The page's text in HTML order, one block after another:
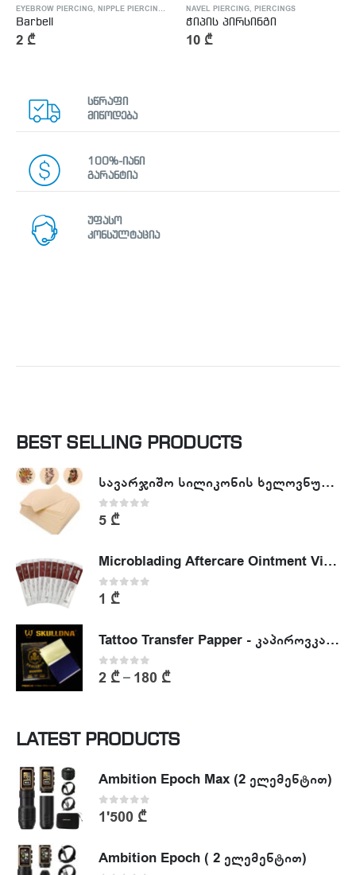
EYEBROW PIERCING, NIPPLE PIERCING , NOSE PIERCING,PIERCINGS,TONGUE PIERCING
Barbell
2 ₾
NAVEL PIERCING, PIERCINGS
ჭიპის პირსინგი
10 ₾
სწრაფი
მიწოდება
100%-იანი
გარანტია
უფასო
კონსულტაცია
BEST SELLING PRODUCTS
სავარჯიშო სილიკონის ხელოვნური კანი - Tattoo Practike skin
0out of 5
5 ₾
Microblading Aftercare Ointment Vitamin A&D
0 out of 5
1 ₾
Tattoo Transfer Papper - კაპიროვკა - ტატუს ესკიზის კოპირების ქაღალდი
0out of 5
2 ₾– 180 ₾
LATEST PRODUCTS
Ambition Epoch Max (2 ელემენტით)
0out of 5
1'500 ₾
Ambition Epoch ( 2 ელემენტით)